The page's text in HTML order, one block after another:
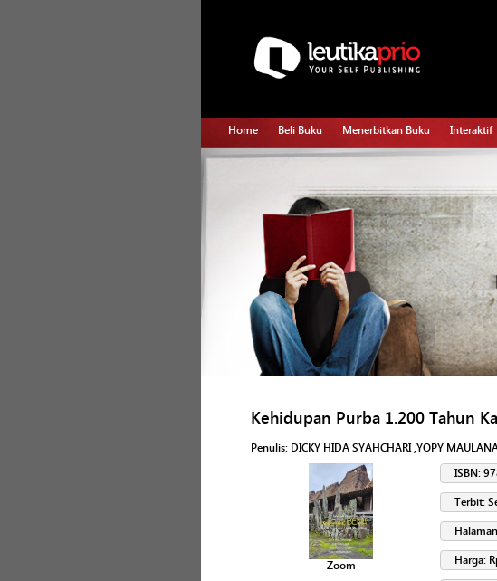
Home Beli Buku Menerbitkan Buku Interaktif
Kehidupan Purba 1.200 Tahun
Penulis: DICKY HIDA SYAHCHARI ,YOPY
Zoom
ISBN:
Terbit:
Harga: